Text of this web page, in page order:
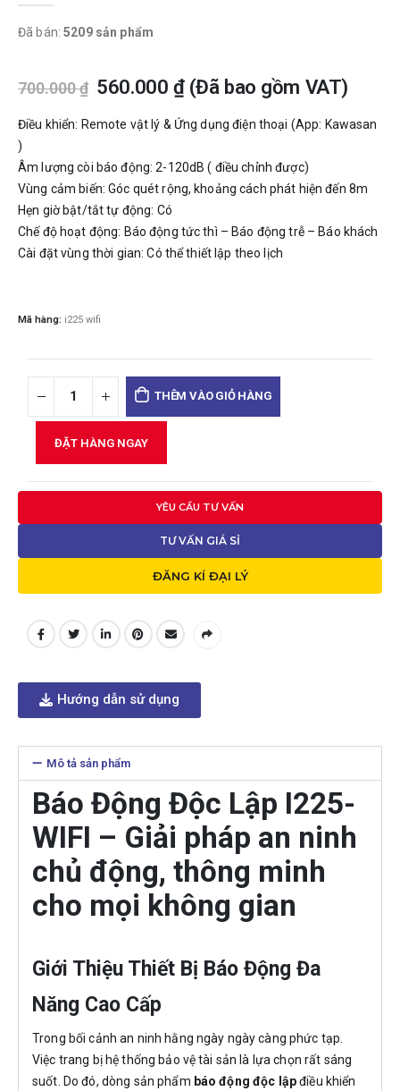
Đã bán:5209 sản phẩm
700.000₫ 560.000 ₫(Đã bao gồm VAT)
Điều khiển: Remote vật lý & Ứng dụng điện thoại (App: Kawasan
)
Âm lượng còi báo động: 2-120dB ( điều chỉnh được)
Vùng cảm biến: Góc quét rộng, khoảng cách phát hiện đến 8m
Hẹn giờ bật/tắt tự động: Có
Chế độ hoạt động: Báo động tức thì – Báo động trễ – Báo khách
Cài đặt vùng thời gian: Có thể thiết lập theo lịch
Mã hàng: i225 wifi
THÊM VÀO GIỎ HÀNG
ĐẶT HÀNG NGAY
YÊU CẦU TƯ VẤN
TƯ VẤN GIÁ SỈ
ĐĂNG KÍ ĐẠI LÝ
Hướng dẫn sử dụng
Mô tả sản phẩm
Báo Động Độc Lập I225-
WIFI – Giải pháp an ninh
chủ động, thông minh
cho mọi không gian
Giới Thiệu Thiết Bị Báo Động Đa
Năng Cao Cấp
Trong bối cảnh an ninh hằng ngày ngày càng phức tạp.
Việc trang bị hệ thống bảo vệ tài sản là lựa chọn rất sáng
suốt. Do đó, dòng sản phẩm báo động độc lậpđiều khiển